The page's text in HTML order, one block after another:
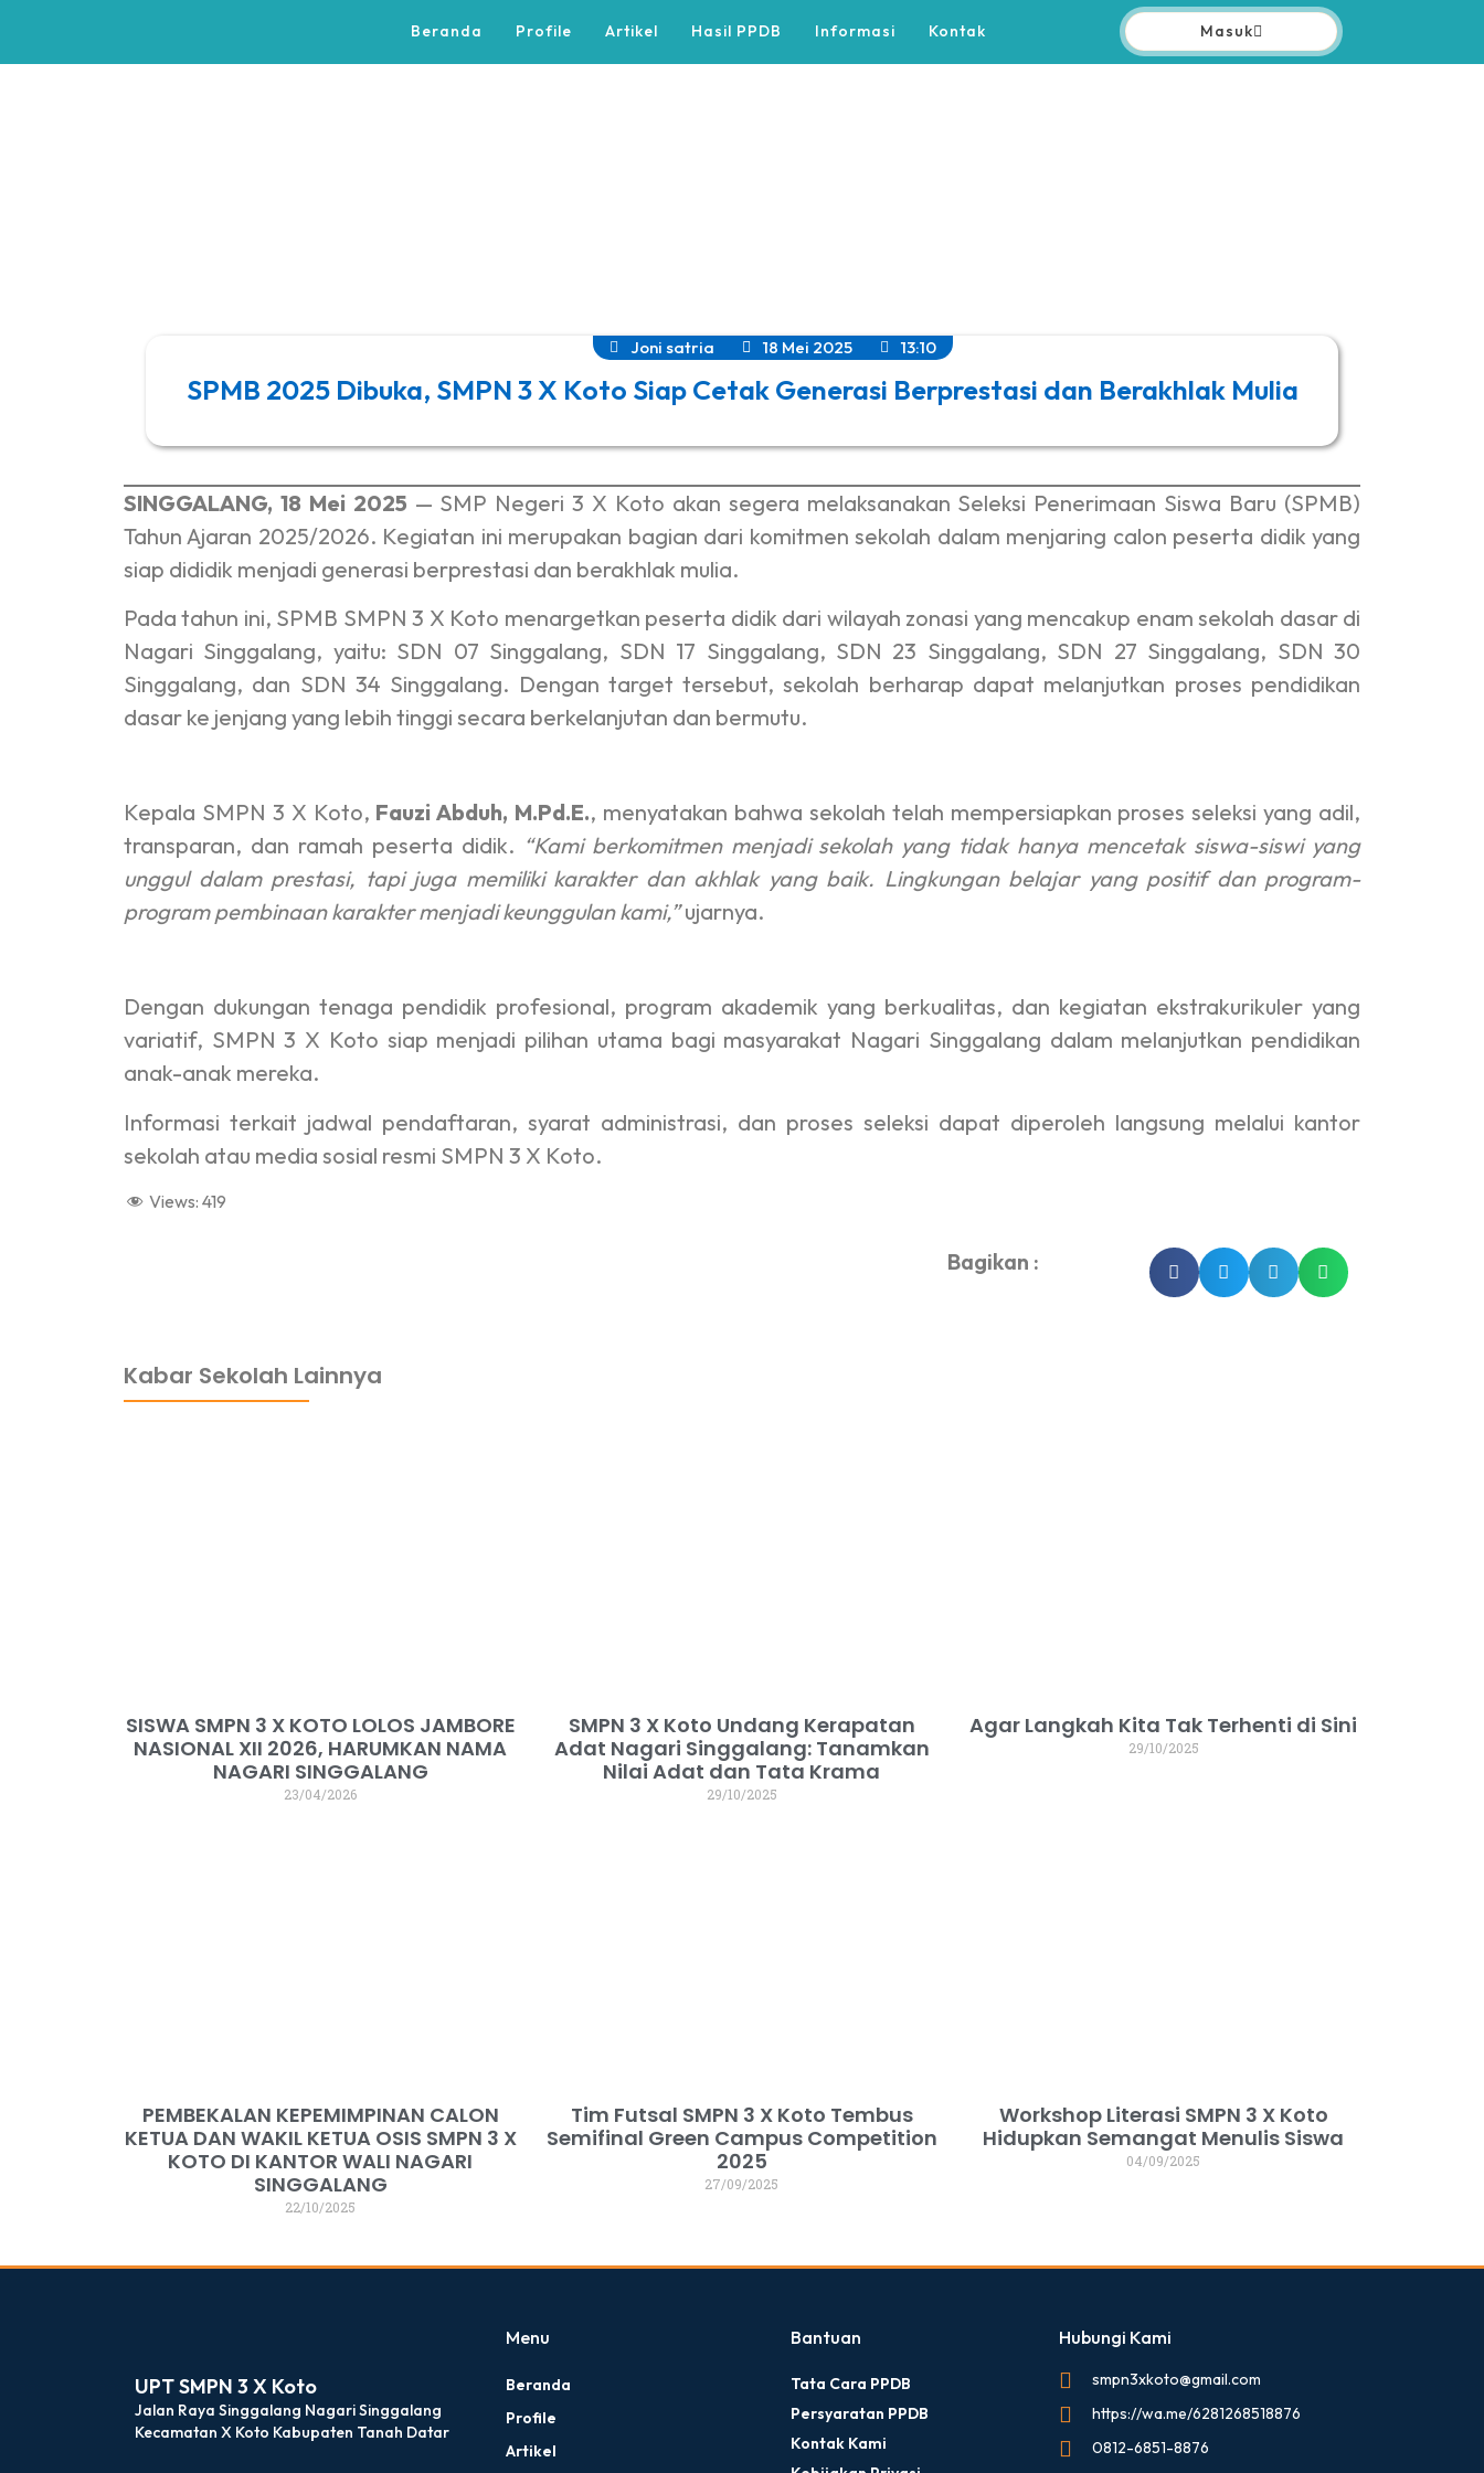
Beranda Profile Artikel Hasil PPDB Informasi Kontak Masuk
Joni satria 18 Mei 2025 13:10
SPMB 2025 Dibuka, SMPN 3 X Koto Siap Cetak Generasi Berprestasi dan Berakhlak Mulia
SINGGALANG, 18 Mei 2025 — SMP Negeri 3 X Koto akan segera melaksanakan Seleksi Penerimaan Siswa Baru (SPMB)
Tahun Ajaran 2025/2026. Kegiatan ini merupakan bagian dari komitmen sekolah dalam menjaring calon peserta didik yang
siap dididik menjadi generasi berprestasi dan berakhlak mulia.
Pada tahun ini, SPMB SMPN 3 X Koto menargetkan peserta didik dari wilayah zonasi yang mencakup enam sekolah dasar di
Nagari Singgalang, yaitu: SDN 07 Singgalang, SDN 17 Singgalang, SDN 23 Singgalang, SDN 27 Singgalang, SDN 30
Singgalang, dan SDN 34 Singgalang. Dengan target tersebut, sekolah berharap dapat melanjutkan proses pendidikan
dasar ke jenjang yang lebih tinggi secara berkelanjutan dan bermutu.
Kepala SMPN 3 X Koto, Fauzi Abduh, M.Pd.E., menyatakan bahwa sekolah telah mempersiapkan proses seleksi yang adil,
transparan, dan ramah peserta didik. “Kami berkomitmen menjadi sekolah yang tidak hanya mencetak siswa-siswi yang
unggul dalam prestasi, tapi juga memiliki karakter dan akhlak yang baik. Lingkungan belajar yang positif dan program-
program pembinaan karakter menjadi keunggulan kami,”ujarnya.
Dengan dukungan tenaga pendidik profesional, program akademik yang berkualitas, dan kegiatan ekstrakurikuler yang
variatif, SMPN 3 X Koto siap menjadi pilihan utama bagi masyarakat Nagari Singgalang dalam melanjutkan pendidikan
anak-anak mereka.
Informasi terkait jadwal pendaftaran, syarat administrasi, dan proses seleksi dapat diperoleh langsung melalui kantor
sekolah atau media sosial resmi SMPN 3 X Koto.
Views: 419
Bagikan :
Kabar Sekolah Lainnya
SISWA SMPN 3 X KOTO LOLOS JAMBORE
NASIONAL XII 2026, HARUMKAN NAMA
NAGARI SINGGALANG
23/04/2026
SMPN 3 X Koto Undang Kerapatan
Adat Nagari Singgalang: Tanamkan
Nilai Adat dan Tata Krama
29/10/2025
Agar Langkah Kita Tak Terhenti di Sini
29/10/2025
PEMBEKALAN KEPEMIMPINAN CALON
KETUA DAN WAKIL KETUA OSIS SMPN 3 X
KOTO DI KANTOR WALI NAGARI
SINGGALANG
22/10/2025
Tim Futsal SMPN 3 X Koto Tembus
Semifinal Green Campus Competition
2025
27/09/2025
Workshop Literasi SMPN 3 X Koto
Hidupkan Semangat Menulis Siswa
04/09/2025
UPT SMPN 3 X Koto
Jalan Raya Singgalang Nagari Singgalang
Kecamatan X Koto Kabupaten Tanah Datar
Menu
Beranda
Profile
Artikel
Bantuan
Tata Cara PPDB
Persyaratan PPDB
Kontak Kami
Hubungi Kami
smpn3xkoto@gmail.com
https://wa.me/6281268518876
0812-6851-8876